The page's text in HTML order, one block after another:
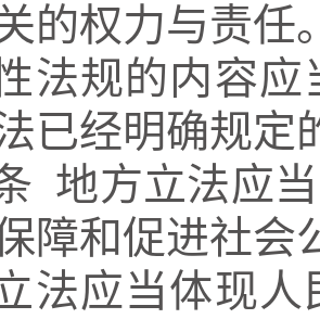
的权力与责任
法规的内容
已经明确规定
地方立法应
障和促进社会
法应当体现